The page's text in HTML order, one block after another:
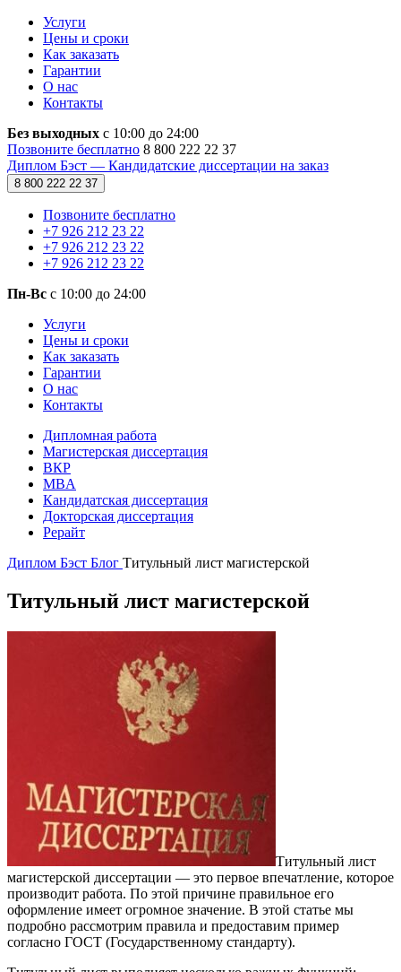
Услуги
Цены и сроки
Как заказать
Гарантии
О нас
Контакты
Без выходных с 10:00 до 24:00
Позвоните бесплатно 8 800 222 22 37
Диплом Бэст — Кандидатские диссертации на заказ
8 800 222 22 37
Позвоните бесплатно
+7 926 212 23 22
+7 926 212 23 22
+7 926 212 23 22
Пн-Вс с 10:00 до 24:00
Услуги
Цены и сроки
Как заказать
Гарантии
О нас
Контакты
Дипломная работа
Магистерская диссертация
ВКР
MBA
Кандидатская диссертация
Докторская диссертация
Рерайт
Диплом Бэст Блог Титульный лист магистерской
Титульный лист магистерской
Титульный лист
магистерской диссертации — это первое впечатление, которое
производит работа. По этой причине правильное его
оформление имеет огромное значение. В этой статье мы
подробно рассмотрим правила и предоставим пример
согласно ГОСТ (Государственному стандарту).